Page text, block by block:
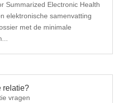
Summarized Electronic Health
elektronische samenvatting
met de minimale
relatie?
vragen